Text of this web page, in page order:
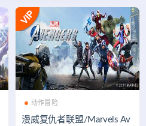
动作冒险
漫威复仇者联盟/Marvels Av